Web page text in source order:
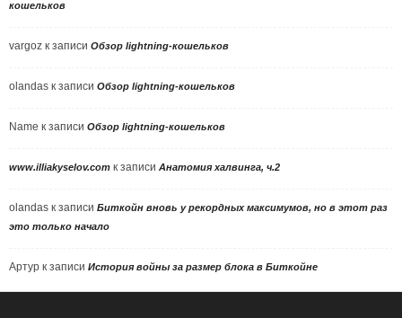
кошельков
vargoz к записи Обзор lightning-кошельков
olandas к записи Обзор lightning-кошельков
Name к записи Обзор lightning-кошельков
www.illiakyselov.com к записи Анатомия халвинга, ч.2
olandas к записи Биткойн вновь у рекордных максимумов, но в этот раз
это только начало
Артур к записи История войны за размер блока в Биткойне